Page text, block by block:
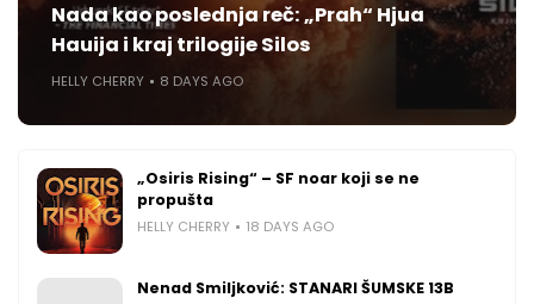
Nada kao poslednja reč: „Prah“ Hjua
Hauija i kraj trilogije Silos
HELLY CHERRY 8 DAYS AGO
„Osiris Rising“ – SF noar koji se ne
propušta
HELLY CHERRY 18 DAYS AGO
Nenad Smiljković: STANARI ŠUMSKE 13B